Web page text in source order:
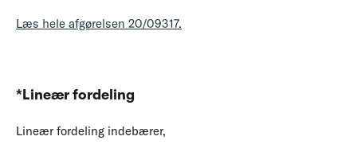
Læs hele afgørelsen 20/09317.
*Lineær fordeling
Lineær fordeling indebærer,